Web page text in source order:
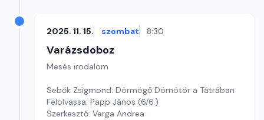
2025. 11. 15. szombat 8:30
Varázsdoboz
Mesés irodalom
Sebők Zsigmond: Dörmögő Dömötör a Tátrában
Felolvassa: Papp János (6/6.)
Szerkesztő: Varga Andrea